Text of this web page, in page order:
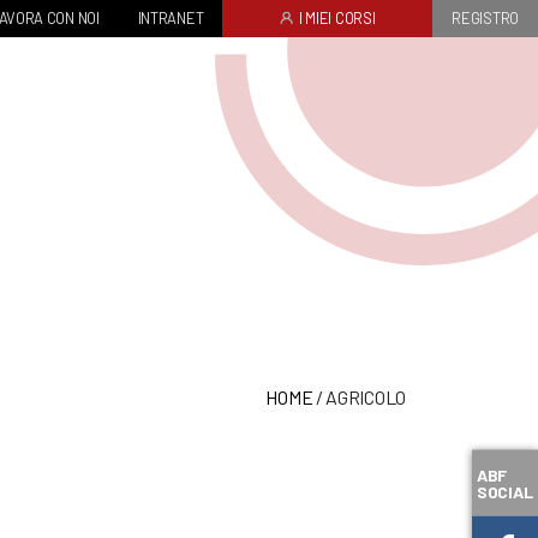
CON NOI INTRANET I MIEI CORSI REGISTRO
HOME / AGRICOLO
ABF
SOCIAL